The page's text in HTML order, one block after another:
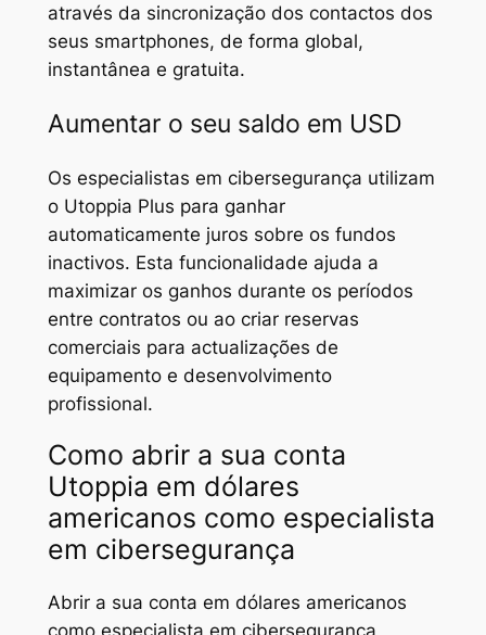
através da sincronização dos contactos dos
seus smartphones, de forma global,
instantânea e gratuita.
Aumentar o seu saldo em USD
Os especialistas em cibersegurança utilizam
o Utoppia Plus para ganhar
automaticamente juros sobre os fundos
inactivos. Esta funcionalidade ajuda a
maximizar os ganhos durante os períodos
entre contratos ou ao criar reservas
comerciais para actualizações de
equipamento e desenvolvimento
profissional.
Como abrir a sua conta
Utoppia em dólares
americanos como especialista
em cibersegurança
Abrir a sua conta em dólares americanos
como especialista em cibersegurança